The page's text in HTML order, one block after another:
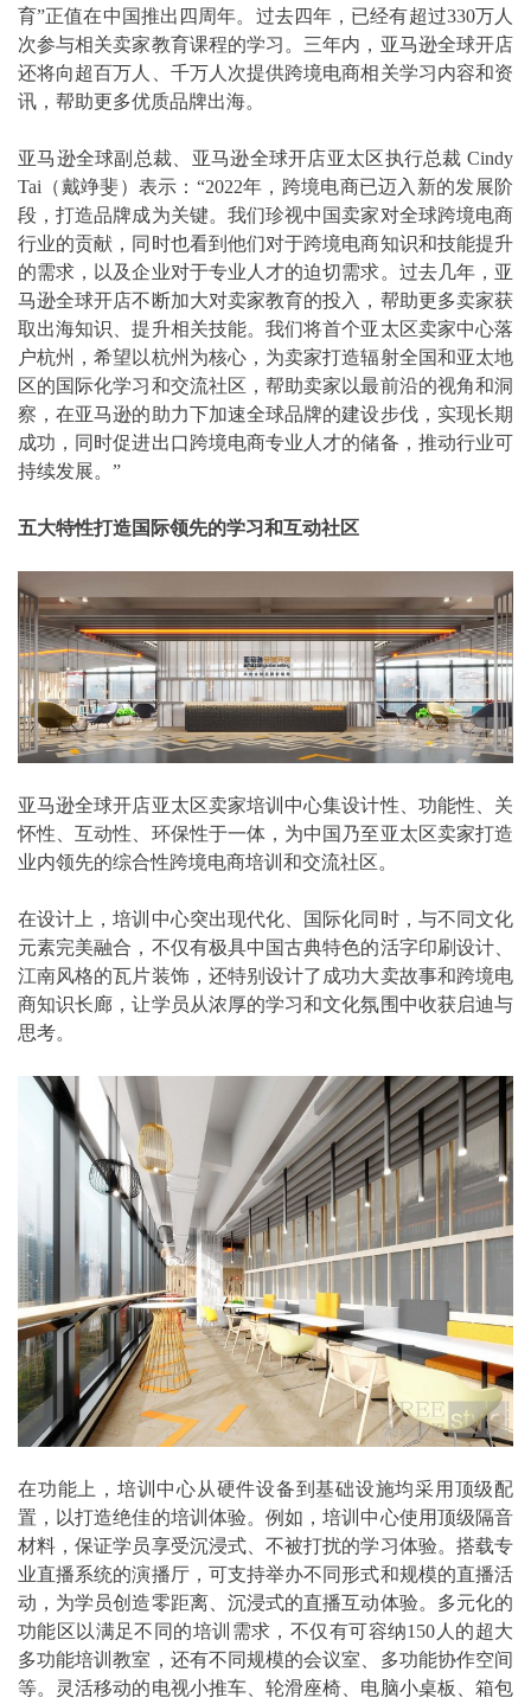
育”正值在中国推出四周年。过去四年，已经有超过330万人
次参与相关卖家教育课程的学习。三年内，亚马逊全球开店
还将向超百万人、千万人次提供跨境电商相关学习内容和资
讯，帮助更多优质品牌出海。
亚马逊全球副总裁、亚马逊全球开店亚太区执行总裁 Cindy
Tai（戴竫斐）表示：“2022年，跨境电商已迈入新的发展阶
段，打造品牌成为关键。我们珍视中国卖家对全球跨境电商
行业的贡献，同时也看到他们对于跨境电商知识和技能提升
的需求，以及企业对于专业人才的迫切需求。过去几年，亚
马逊全球开店不断加大对卖家教育的投入，帮助更多卖家获
取出海知识、提升相关技能。我们将首个亚太区卖家中心落
户杭州，希望以杭州为核心，为卖家打造辐射全国和亚太地
区的国际化学习和交流社区，帮助卖家以最前沿的视角和洞
察，在亚马逊的助力下加速全球品牌的建设步伐，实现长期
成功，同时促进出口跨境电商专业人才的储备，推动行业可
持续发展。”
五大特性打造国际领先的学习和互动社区
亚马逊全球开店亚太区卖家培训中心集设计性、功能性、关
怀性、互动性、环保性于一体，为中国乃至亚太区卖家打造
业内领先的综合性跨境电商培训和交流社区。
在设计上，培训中心突出现代化、国际化同时，与不同文化
元素完美融合，不仅有极具中国古典特色的活字印刷设计、
江南风格的瓦片装饰，还特别设计了成功大卖故事和跨境电
商知识长廊，让学员从浓厚的学习和文化氛围中收获启迪与
思考。
在功能上，培训中心从硬件设备到基础设施均采用顶级配
置，以打造绝佳的培训体验。例如，培训中心使用顶级隔音
材料，保证学员享受沉浸式、不被打扰的学习体验。搭载专
业直播系统的演播厅，可支持举办不同形式和规模的直播活
动，为学员创造零距离、沉浸式的直播互动体验。多元化的
功能区以满足不同的培训需求，不仅有可容纳150人的超大
多功能培训教室，还有不同规模的会议室、多功能协作空间
等。灵活移动的电视小推车、轮滑座椅、电脑小桌板、箱包